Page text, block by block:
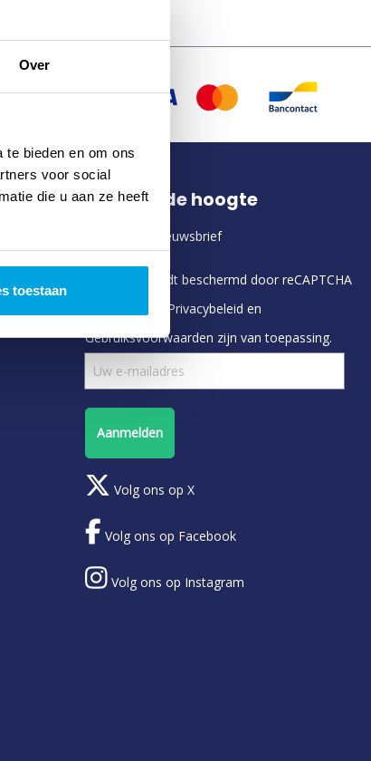
Over
bieden en om ons
voor social
die u aan ze heeft
toestaan
Altijd op de hoogte
Aanmelden nieuwsbrief
Deze site wordt beschermd door reCAPTCHA
Privacybeleid en
Gebruiksvoorwaarden zijn van toepassing.
Aanmelden
Volg ons op X
Volg ons op Facebook
Volg ons op Instagram